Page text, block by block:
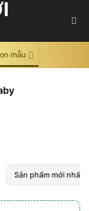
mẫu
Sản phẩm mới nhất